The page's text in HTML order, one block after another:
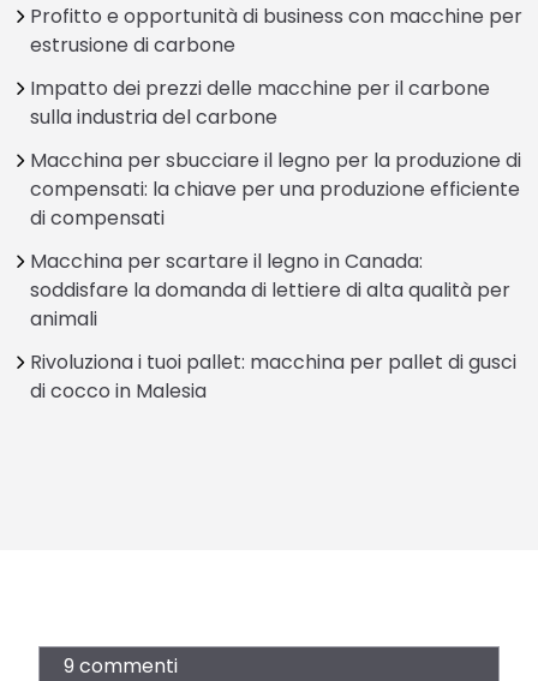
Profitto e opportunità di business con macchine per
estrusione di carbone
Impatto dei prezzi delle macchine per il carbone
sulla industria del carbone
Macchina per sbucciare il legno per la produzione di
compensati: la chiave per una produzione efficiente
di compensati
Macchina per scartare il legno in Canada:
soddisfare la domanda di lettiere di alta qualità per
animali
Rivoluziona i tuoi pallet: macchina per pallet di gusci
di cocco in Malesia
9 commenti